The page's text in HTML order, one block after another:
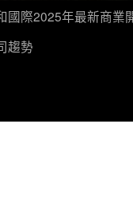
國際2025年最新商業
趨勢